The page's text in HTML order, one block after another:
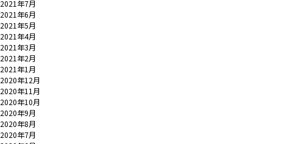
2021年7月
2021年6月
2021年5月
2021年4月
2021年3月
2021年2月
2021年1月
2020年12月
2020年11月
2020年10月
2020年9月
2020年8月
2020年7月